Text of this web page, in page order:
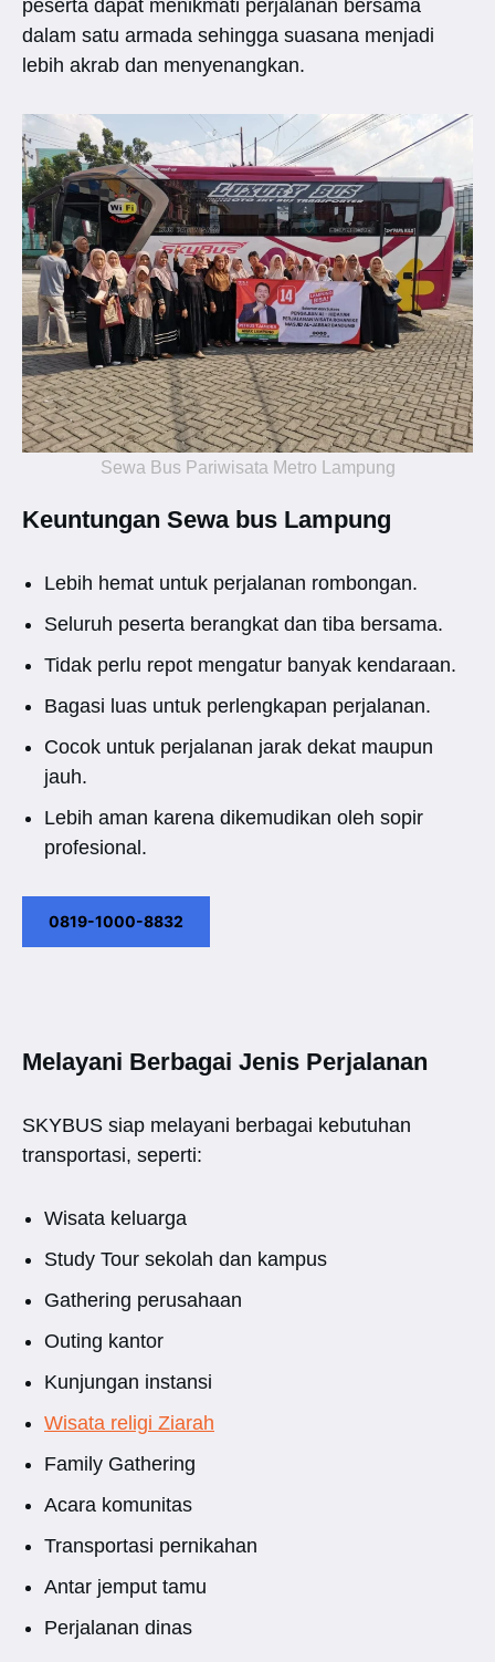
peserta dapat menikmati perjalanan bersama
dalam satu armada sehingga suasana menjadi
lebih akrab dan menyenangkan.
Sewa Bus Pariwisata Metro Lampung
Keuntungan Sewa bus Lampung
Lebih hemat untuk perjalanan rombongan.
Seluruh peserta berangkat dan tiba bersama.
Tidak perlu repot mengatur banyak kendaraan.
Bagasi luas untuk perlengkapan perjalanan.
Cocok untuk perjalanan jarak dekat maupun
jauh.
Lebih aman karena dikemudikan oleh sopir
profesional.
0819-1000-8832
Melayani Berbagai Jenis Perjalanan
SKYBUS siap melayani berbagai kebutuhan
transportasi, seperti:
Wisata keluarga
Study Tour sekolah dan kampus
Gathering perusahaan
Outing kantor
Kunjungan instansi
Wisata religi Ziarah
Family Gathering
Acara komunitas
Transportasi pernikahan
Antar jemput tamu
Perjalanan dinas